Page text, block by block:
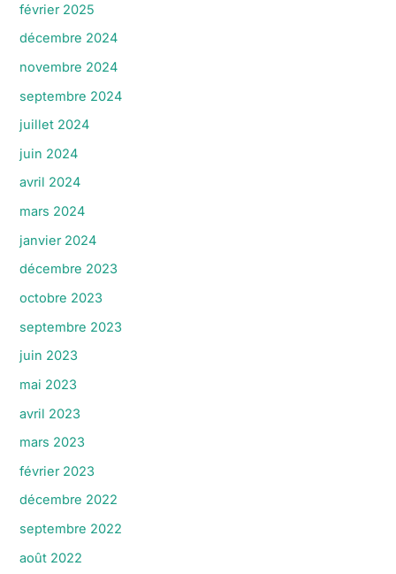
février 2025
décembre 2024
novembre 2024
septembre 2024
juillet 2024
juin 2024
avril 2024
mars 2024
janvier 2024
décembre 2023
octobre 2023
septembre 2023
juin 2023
mai 2023
avril 2023
mars 2023
février 2023
décembre 2022
septembre 2022
août 2022